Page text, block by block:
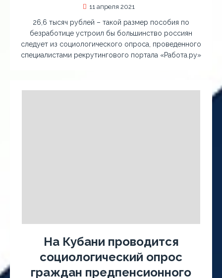
11 апреля 2021
26,6 тысяч рублей – такой размер пособия по
безработице устроил бы большинство россиян
следует из социологического опроса, проведенного
специалистами рекрутингового портала «Работа.ру»
На Кубани проводится
социологический опрос
граждан предпенсионного